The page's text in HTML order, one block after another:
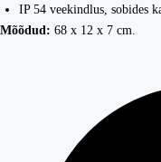
IP 54 veekindlus, sobides
Mõõdud: 68 x 12 x 7 cm.